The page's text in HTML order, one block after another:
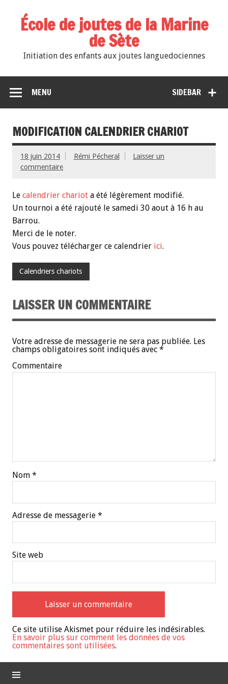
École de joutes de la Marine
de Sète
Initiation des enfants aux joutes languedociennes
SIDEBAR
MENU
MODIFICATION CALENDRIER CHARIOT
18 juin 2014 Rémi Pécheral
Laisser un
commentaire
Le calendrier chariot a été légèrement modifié.
Un tournoi a été rajouté le samedi 30 aout à 16 h au
Barrou.
Merci de le noter.
Vous pouvez télécharger ce calendrier ici.
Calendriers chariots
LAISSER UN COMMENTAIRE
Votre adresse de messagerie ne sera pas publiée. Les
champs obligatoires sont indiqués avec *
Commentaire
Nom *
Adresse de messagerie *
Site web
Ce site utilise Akismet pour réduire les indésirables.
En savoir plus sur comment les données de vos
commentaires sont utilisées.